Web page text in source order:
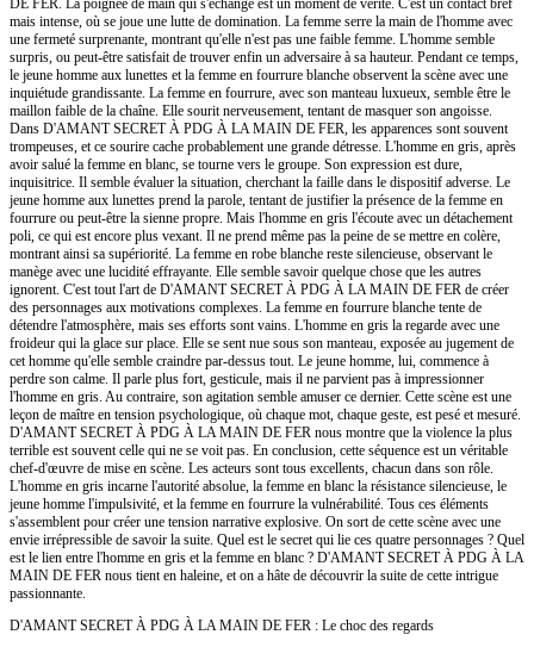
DE FER. La poignée de main qui s'échange est un moment de vérité. C'est un contact bref
mais intense, où se joue une lutte de domination. La femme serre la main de l'homme avec
une fermeté surprenante, montrant qu'elle n'est pas une faible femme. L'homme semble
surpris, ou peut-être satisfait de trouver enfin un adversaire à sa hauteur. Pendant ce temps,
le jeune homme aux lunettes et la femme en fourrure blanche observent la scène avec une
inquiétude grandissante. La femme en fourrure, avec son manteau luxueux, semble être le
maillon faible de la chaîne. Elle sourit nerveusement, tentant de masquer son angoisse.
Dans D'AMANT SECRET À PDG À LA MAIN DE FER, les apparences sont souvent
trompeuses, et ce sourire cache probablement une grande détresse. L'homme en gris, après
avoir salué la femme en blanc, se tourne vers le groupe. Son expression est dure,
inquisitrice. Il semble évaluer la situation, cherchant la faille dans le dispositif adverse. Le
jeune homme aux lunettes prend la parole, tentant de justifier la présence de la femme en
fourrure ou peut-être la sienne propre. Mais l'homme en gris l'écoute avec un détachement
poli, ce qui est encore plus vexant. Il ne prend même pas la peine de se mettre en colère,
montrant ainsi sa supériorité. La femme en robe blanche reste silencieuse, observant le
manège avec une lucidité effrayante. Elle semble savoir quelque chose que les autres
ignorent. C'est tout l'art de D'AMANT SECRET À PDG À LA MAIN DE FER de créer
des personnages aux motivations complexes. La femme en fourrure blanche tente de
détendre l'atmosphère, mais ses efforts sont vains. L'homme en gris la regarde avec une
froideur qui la glace sur place. Elle se sent nue sous son manteau, exposée au jugement de
cet homme qu'elle semble craindre par-dessus tout. Le jeune homme, lui, commence à
perdre son calme. Il parle plus fort, gesticule, mais il ne parvient pas à impressionner
l'homme en gris. Au contraire, son agitation semble amuser ce dernier. Cette scène est une
leçon de maître en tension psychologique, où chaque mot, chaque geste, est pesé et mesuré.
D'AMANT SECRET À PDG À LA MAIN DE FER nous montre que la violence la plus
terrible est souvent celle qui ne se voit pas. En conclusion, cette séquence est un véritable
chef-d'œuvre de mise en scène. Les acteurs sont tous excellents, chacun dans son rôle.
L'homme en gris incarne l'autorité absolue, la femme en blanc la résistance silencieuse, le
jeune homme l'impulsivité, et la femme en fourrure la vulnérabilité. Tous ces éléments
s'assemblent pour créer une tension narrative explosive. On sort de cette scène avec une
envie irrépressible de savoir la suite. Quel est le secret qui lie ces quatre personnages ? Quel
est le lien entre l'homme en gris et la femme en blanc ? D'AMANT SECRET À PDG À LA
MAIN DE FER nous tient en haleine, et on a hâte de découvrir la suite de cette intrigue
passionnante.
D'AMANT SECRET À PDG À LA MAIN DE FER : Le choc des regards